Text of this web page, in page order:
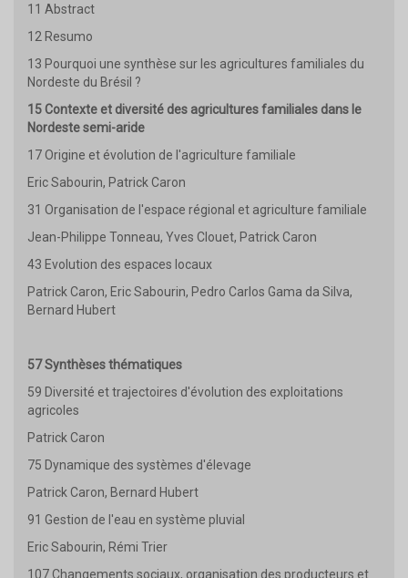
11 Abstract
12 Resumo
13 Pourquoi une synthèse sur les agricultures familiales du
Nordeste du Brésil ?
15 Contexte et diversité des agricultures familiales dans le
Nordeste semi-aride
17 Origine et évolution de l'agriculture familiale
Eric Sabourin, Patrick Caron
31 Organisation de l'espace régional et agriculture familiale
Jean-Philippe Tonneau, Yves Clouet, Patrick Caron
43 Evolution des espaces locaux
Patrick Caron, Eric Sabourin, Pedro Carlos Gama da Silva,
Bernard Hubert
57 Synthèses thématiques
59 Diversité et trajectoires d'évolution des exploitations
agricoles
Patrick Caron
75 Dynamique des systèmes d'élevage
Patrick Caron, Bernard Hubert
91 Gestion de l'eau en système pluvial
Eric Sabourin, Rémi Trier
107 Changements sociaux, organisation des producteurs et